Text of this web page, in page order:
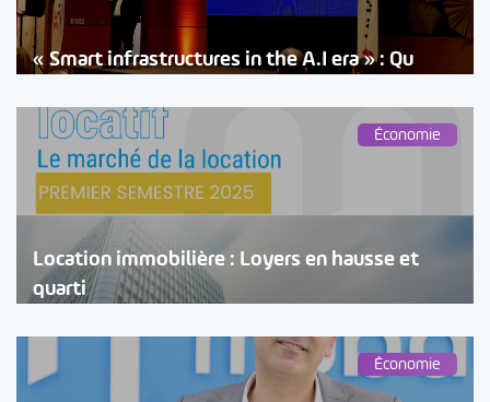
« Smart infrastructures in the A.I era » : Qu
Économie
Location immobilière : Loyers en hausse et
quarti
Économie